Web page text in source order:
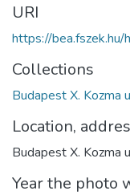
URI
https://
Collections
Budapest X. Kozma
Location,
Budapest X. Kozma
Year the photo